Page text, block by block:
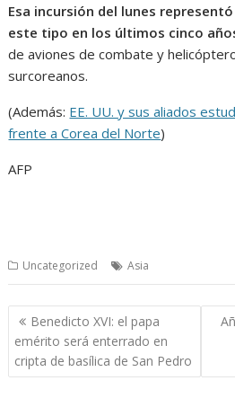
Esa incursión del lunes
este tipo en los últimos cinco
de aviones de combate y
surcoreanos.
(Además: EE. UU. y sus aliados
frente a Corea del Norte)
AFP
Uncategorized Asia
Navegación
de
entradas
Benedicto XVI: el papa
emérito será enterrado en
cripta de basílica de San Pedro